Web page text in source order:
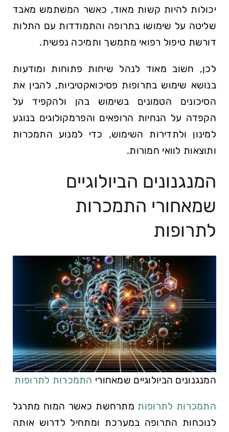
יכולות להיות קשות מאוד, כאשר המשתמש מאבד
שליטה על שימושו בתרופה והתמודדות עם התלות
דורשת טיפול רפואי מתמשך ותמיכה נפשית.
לכן, חשוב מאוד לנהל שיחות פתוחות ומודעות
בנושא שימוש בתרופות פסיכואקטיביות, להבין את
הסיכונים הטמונים בשימוש בהן ולהקפיד על
הקפדה על הנחיות הרופאים והפרמקולוגים בנוגע
למינון ולתדירות השימוש, כדי למנוע התמכרות
ותוצאות לוואי חמורות.
המנגנונים הביולוגיים
שמאחורי התמכרות
לתרופות
המנגנונים הביולוגיים שמאחורי התמכרות לתרופות
התמכרות לתרופות מתרחשת כאשר המוח מתרגל
לנוכחות התרופה במערכת ומתחיל לדרוש אותה